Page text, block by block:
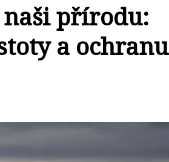
naši přírodu:
a ochranu